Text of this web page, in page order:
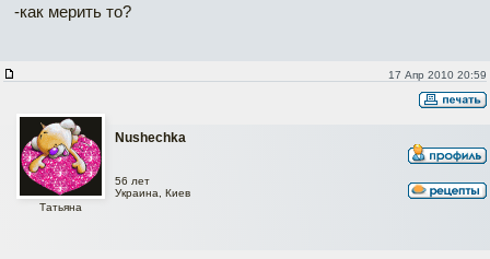
-как мерить то?
17 Апр 2010 20:59
Nushechka
Татьяна
56 лет
Украина, Киев